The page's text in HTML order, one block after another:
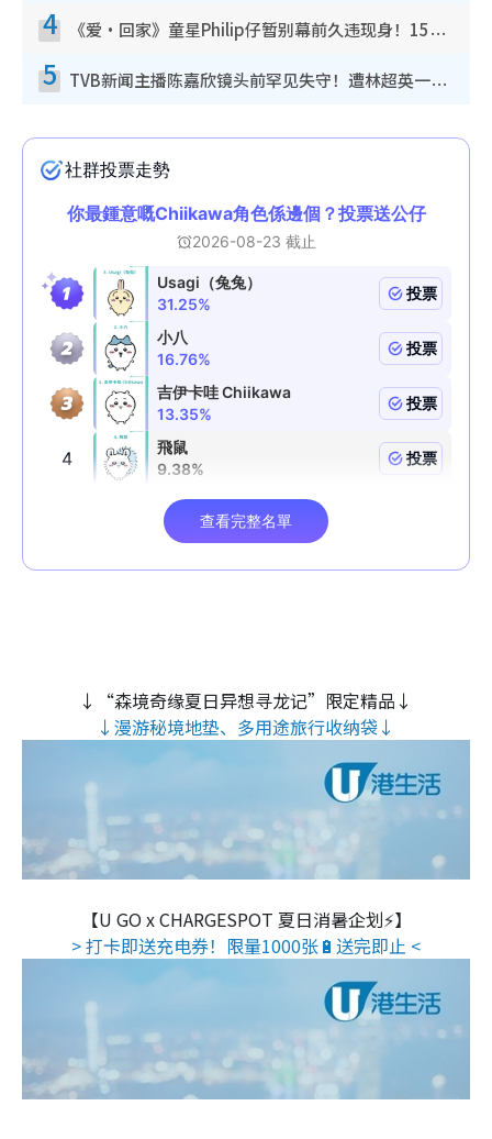
4 《爱·回家》童星Philip仔暂别幕前久违现身！15岁近况暴风成长长高变帅气少年
5 TVB新闻主播陈嘉欣镜头前罕见失守！遭林超英一句话突袭吓坏当场大笑
↓“森境奇缘夏日异想寻龙记”限定精品↓
↓漫游秘境地垫、多用途旅行收纳袋↓
【U GO x CHARGESPOT 夏日消暑企划⚡】
> 打卡即送充电券！限量1000张🔋送完即止 <